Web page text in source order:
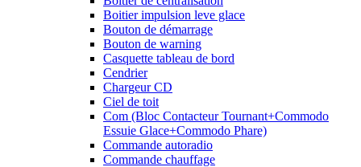
Boitier impulsion leve glace
Bouton de démarrage
Bouton de warning
Casquette tableau de bord
Cendrier
Chargeur CD
Ciel de toit
Com (Bloc Contacteur Tournant+Commodo
Essuie Glace+Commodo Phare)
Commande autoradio
Commande chauffage